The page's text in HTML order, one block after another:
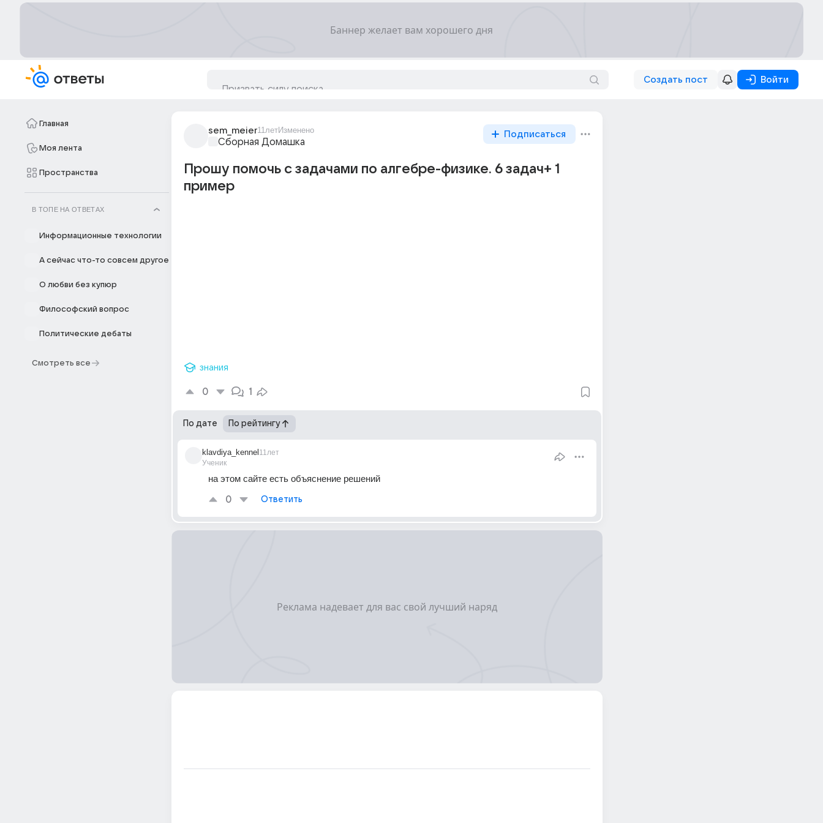
Создать пост Войти
Главная
Моя лента
Пространства
В ТОПЕ НА ОТВЕТАХ
Информационные технологии
А сейчас что-то совсем другое
О любви без купюр
Философский вопрос
Политические дебаты
Смотреть все
sem_meier11летИзменено
Сборная Домашка
Подписаться
Прошу помочь с задачами по алгебре-физике. 6 задач+ 1
пример
знания
0 1
По дате По рейтингу
klavdiya_kennel
Ученик
11лет
на этом сайте есть объяснение решений
0 Ответить